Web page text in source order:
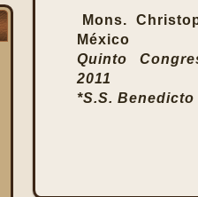
Mons.
México
Quinto
2011
*S.S. Benedicto